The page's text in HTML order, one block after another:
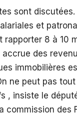
sont
et
rapporter 8 à 10
accrue des
immobilières
ne peut pas
, insiste le
commission des